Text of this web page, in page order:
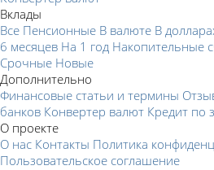
Вклады
Все Пенсионные В валюте В
6 месяцев На 1 год Накопительные
Срочные Новые
Дополнительно
Финансовые статьи и термины
банков Конвертер валют Кредит по
О проекте
О нас Контакты Политика
Пользовательское соглашение